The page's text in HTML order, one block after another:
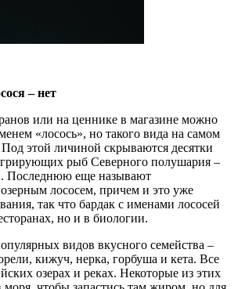
– нет
или на ценнике в магазине можно
«лосось», но такого вида на самом
Под этой личиной скрываются десятки
рыб Северного полушария –
Последнюю еще называют
лососем, причем и это уже
так что бардак с именами лососей
но и в биологии.
видов вкусного семейства –
кижуч, нерка, горбуша и кета. Все
озерах и реках. Некоторые из этих